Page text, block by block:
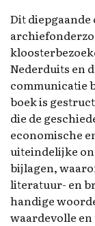
Dit diepgaande
Nederduits en
communicatie
boek is
die de
economische
uiteindelijke
bijlagen,
literatuur- en
handige
waardevolle